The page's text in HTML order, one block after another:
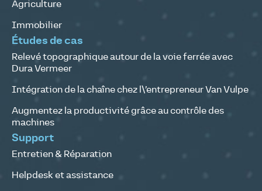
Agriculture
Immobilier
Études de cas
Relevé topographique autour de la voie ferrée avec
Dura Vermeer
Intégration de la chaîne chez l\’entrepreneur Van Vulpe
Augmentez la productivité grâce au contrôle des
machines
Support
Entretien & Réparation
Helpdesk et assistance